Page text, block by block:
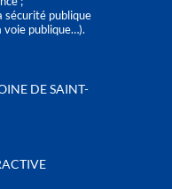
sécurité publique
voie publique…).
DE SAINT-